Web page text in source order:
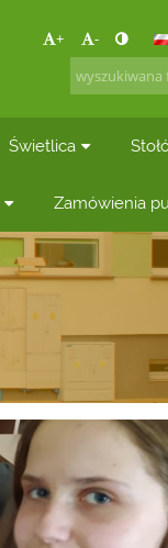
+ -
Świetlica
Zamówienia